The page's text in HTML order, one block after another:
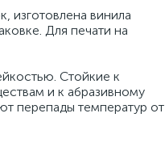
изготовлена винила
Для печати на
Стойкие к
и к абразивному
перепады температур от